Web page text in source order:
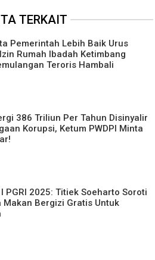
TERKAIT
Pemerintah Lebih Baik Urus
Rumah Ibadah Ketimbang
Teroris Hambali
386 Triliun Per Tahun Disinyalir
Korupsi, Ketum PWDPI Minta
PGRI 2025: Titiek Soeharto Soroti
Makan Bergizi Gratis Untuk